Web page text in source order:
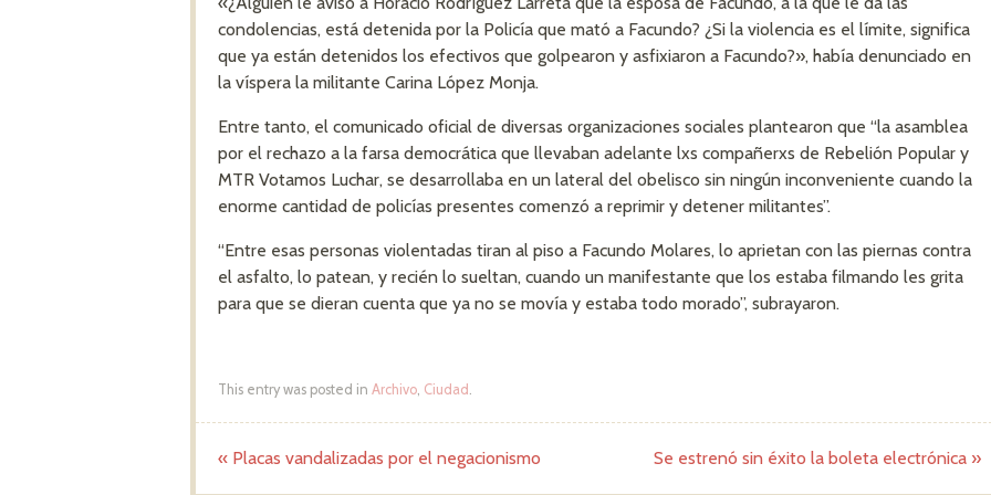
condolencias, está detenida por la Policía que mató a Facundo? ¿Si la violencia es el límite, significa
que ya están detenidos los efectivos que golpearon y asfixiaron a Facundo?», había denunciado en
la víspera la militante Carina López Monja.
Entre tanto, el comunicado oficial de diversas organizaciones sociales plantearon que “la asamblea
por el rechazo a la farsa democrática que llevaban adelante lxs compañerxs de Rebelión Popular y
MTR Votamos Luchar, se desarrollaba en un lateral del obelisco sin ningún inconveniente cuando la
enorme cantidad de policías presentes comenzó a reprimir y detener militantes”.
“Entre esas personas violentadas tiran al piso a Facundo Molares, lo aprietan con las piernas contra
el asfalto, lo patean, y recién lo sueltan, cuando un manifestante que los estaba filmando les grita
para que se dieran cuenta que ya no se movía y estaba todo morado”, subrayaron.
This entry was posted in Archivo, Ciudad .
Post navigation
« Placas vandalizadas por el negacionismo Se estrenó sin éxito la boleta electrónica »